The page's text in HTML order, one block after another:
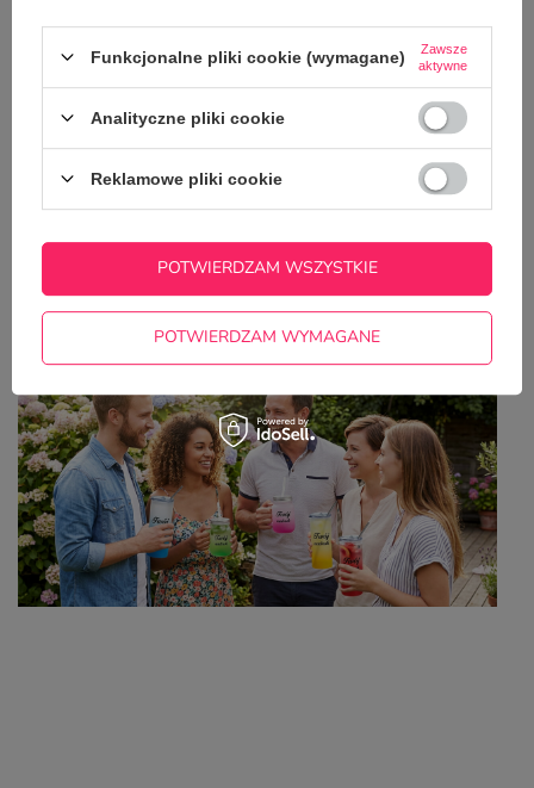
Potrzebujesz pomocy? Masz pytania?
odpowiedzi publikując dla innych.
ZADAJ PYTANIE
Kolorowe kubki z własnym nadrukiem – idealny
wybór na lato
Funkcjonalne pliki cookie (wymagane)
Zawsze
aktywne
Analityczne pliki cookie
Reklamowe pliki cookie
POTWIERDZAM WYMAGANE
POTWIERDZAM WSZYSTKIE